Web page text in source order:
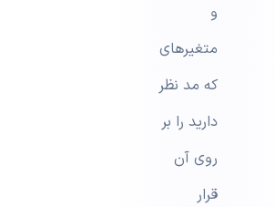
و
متغیرهای
که مد نظر
دارید را بر
روی آن
قرار